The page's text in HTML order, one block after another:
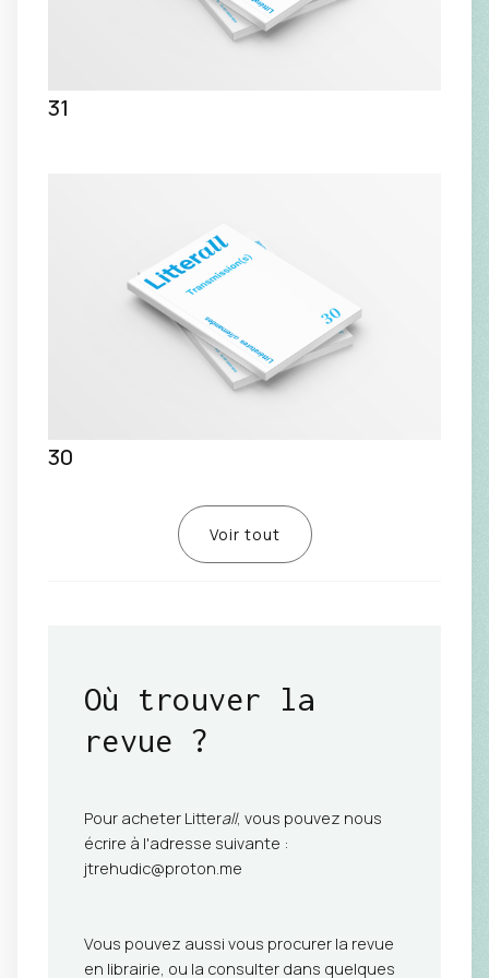
31
30
Voir tout
Où trouver la
revue ?
Pour acheter Litterall, vous pouvez nous
écrire à l'adresse suivante :
jtrehudic@proton.me
Vous pouvez aussi vous procurer la revue
en librairie, ou la consulter dans quelques